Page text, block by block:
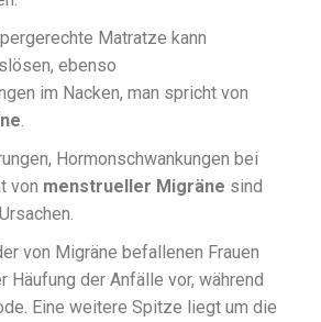
Matratze kann
ebenso
im Nacken, man spricht von
.
Hormonschwankungen bei
von menstrueller Migräne sind
von Migräne befallenen Frauen
Häufung der Anfälle vor, während
Eine weitere Spitze liegt um die